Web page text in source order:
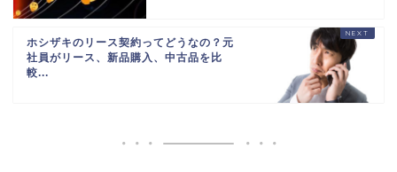
ホシザキのリース契約ってどうなの？元
社員がリース、新品購入、中古品を比
較...